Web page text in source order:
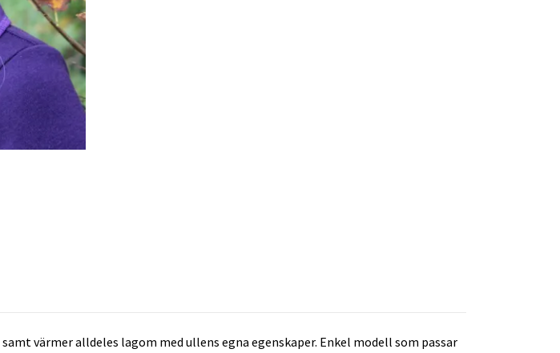
värmer alldeles lagom med ullens egna egenskaper. Enkel modell som passar